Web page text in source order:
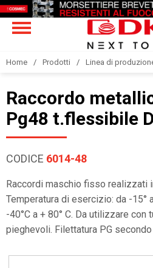
Home Prodotti Linea di
Raccordo
Pg48 t.flessibile
CODICE 6014-48
Raccordi maschio fisso realizzati
Temperatura di esercizio: da -15°
-40°C a + 80° C. Da utilizzare
pieghevoli. Filettatura PG